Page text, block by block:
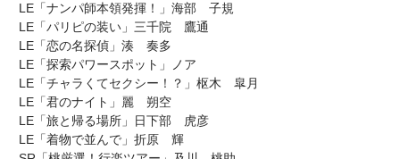
LE「ナンパ師本領発揮！」海部 子規
LE「パリピの装い」三千院 鷹通
LE「恋の名探偵」湊 奏多
LE「探索パワースポット」ノア
LE「チャラくてセクシー！？」枢木 皐月
LE「君のナイト」麗 朔空
LE「旅と帰る場所」日下部 虎彦
LE「着物で並んで」折原 輝